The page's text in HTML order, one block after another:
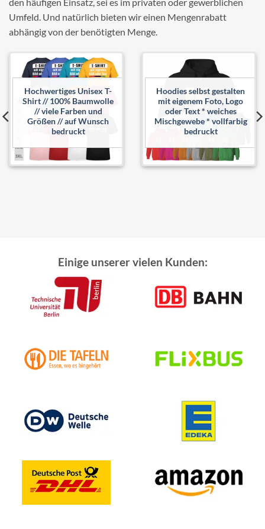
Umfeld. Und natürlich bieten wir einen Mengenrabatt
abhängig von der benötigten Menge.
Add to
wishlist
Hochwertiges Unisex T-
Shirt // 100% Baumwolle
// viele Farben und
Größen // auf Wunsch
bedruckt
wishlist
Hoodies selbst gestalten
mit eigenem Foto, Logo
oder Text * weiches
Mischgewebe * vollfarbig
bedruckt
Einige unserer vielen Kunden: